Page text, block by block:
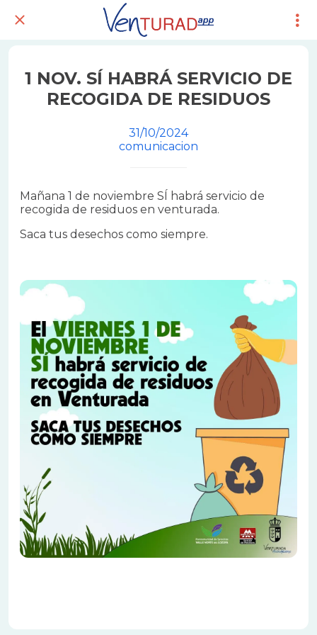
1 NOV. SÍ HABRÁ SERVICIO DE
RECOGIDA DE RESIDUOS
31/10/2024
comunicacion
Mañana 1 de noviembre SÍ habrá servicio de
recogida de residuos en venturada.
Saca tus desechos como siempre.